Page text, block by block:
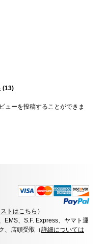
(13)
ューを投稿することができま
トはこちら ）
EMS、S.F. Express、ヤマト運
、店頭受取（詳細については